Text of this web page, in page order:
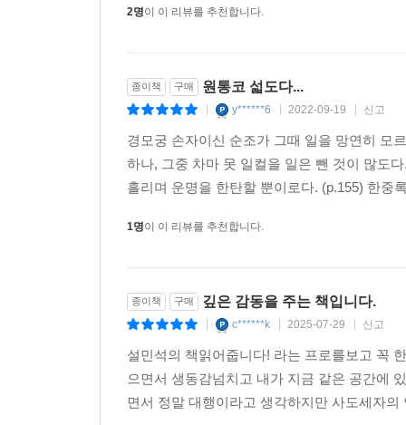
완결된 책이다. 문학동네의 한국고전문학전집은
시리즈를 ‘현대어역’과 ‘원본’으로 나누어 두 가지
우선, ‘현대어역’에서는 오늘날의 독자들을 위
위해 3년이 넘는 기간 동안 해당 책의 역주자는
화보와 함께 본문 중간중간마다 다양한 관련 사
첨부했으며, 『서포만필』과 『홍길동전·전우치
한편 원본에서는 고전의 모든 이본을 집대성했
텍스트를 만들었다. 각 책마다 대표적인 저본을
내용을 추가하고 잘못된 내용을 상당 부분 바로잡
2명이 이 리뷰를 추천합니다.
종이책 구매 원통코 섧도다...
y******6 2022-09-19 신고
경모궁 손자이신 순조가 그때 일을 망연히 모
하나, 그중 차마 못 일컬을 일은 뺀 것이 많도
흘리며 운명을 한탄할 뿐이로다. (p.155) 한중
1명이 이 리뷰를 추천합니다.
종이책 구매 깊은 감동을 주는 책입니다.
c******k 2025-07-29 신고
설민석의 책읽어줍니다! 라는 프로를보고 꼭
으면서 생동감넘치고 내가 지금 같은 공간에
면서 정말 대행이라고 생각하지만 사도세자